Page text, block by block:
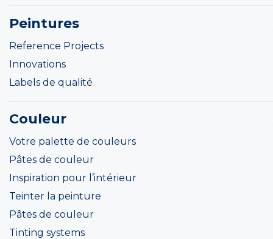
Peintures
Reference Projects
Innovations
Labels de qualité
Couleur
Votre palette de couleurs
Pâtes de couleur
Inspiration pour l’intérieur
Teinter la peinture
Pâtes de couleur
Tinting systems